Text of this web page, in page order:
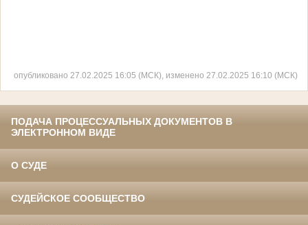
опубликовано 27.02.2025 16:05 (МСК), изменено 27.02.2025 16:10 (МСК)
ПОДАЧА ПРОЦЕССУАЛЬНЫХ ДОКУМЕНТОВ В
ЭЛЕКТРОННОМ ВИДЕ
О СУДЕ
СУДЕЙСКОЕ СООБЩЕСТВО